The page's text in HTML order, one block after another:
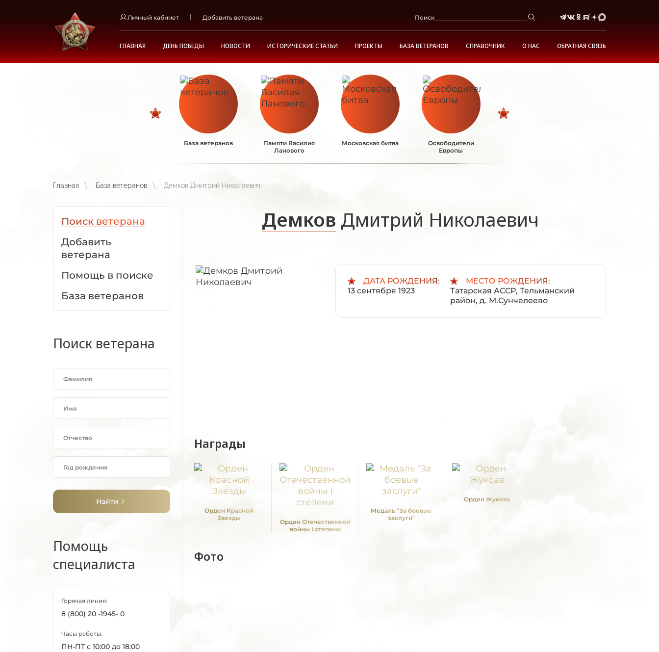
Личный кабинет Добавить ветерана Поиск
ГЛАВНАЯ ДЕНЬ ПОБЕДЫ НОВОСТИ ИСТОРИЧЕСКИЕ СТАТЬИ ПРОЕКТЫ БАЗА ВЕТЕРАНОВ СПРАВОЧНИК О НАС ОБРАТНАЯ СВЯЗЬ
База ветеранов
Памяти Василия
Ланового
Московская битва
Освободители
Европы
Главная База ветеранов Демков Дмитрий Николаевич
Поиск ветерана
Добавить
ветерана
Помощь в поиске
База ветеранов
Поиск ветерана
Найти
Помощь
специалиста
Горячая линия:
8 (800) 20 -1945- 0
Часы работы:
ПН-ПТ с 10:00 до 18:00
Демков Дмитрий Николаевич
ДАТА РОЖДЕНИЯ:
13 сентября 1923
МЕСТО РОЖДЕНИЯ:
Татарская АССР, Тельманский
район, д. М.Сунчелеево
Награды
Орден Красной
Звезды
Орден Отечественной
войны I степени
Медаль "За боевые
заслуги"
Орден Жукова
Фото